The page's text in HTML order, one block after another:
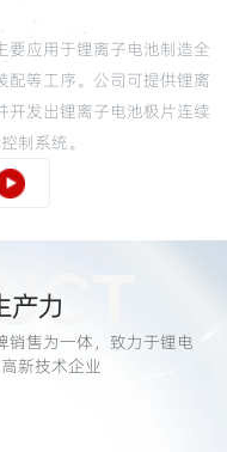
要应用于锂离子电池制造全
配等工序。公司可提供锂离
开发出锂离子电池极片连续
制系统。
产力
销售为一体，致力于锂电
新技术企业